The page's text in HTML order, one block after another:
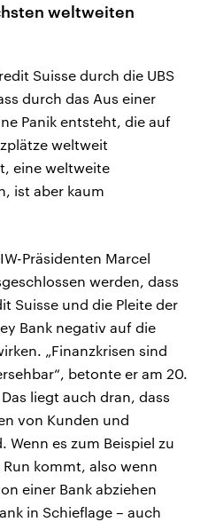
weltweiten
Suisse durch die UBS
durch das Aus einer
Panik entsteht, die auf
weltweit
eine weltweite
ist aber kaum
Präsidenten Marcel
werden, dass
Suisse und die Pleite der
Bank negativ auf die
„Finanzkrisen sind
betonte er am 20.
liegt auch dran, dass
von Kunden und
es zum Beispiel zu
kommt, also wenn
einer Bank abziehen
in Schieflage – auch